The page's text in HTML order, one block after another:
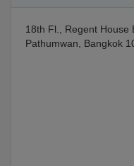
18th Fl., Regent House
Pathumwan, Bangkok